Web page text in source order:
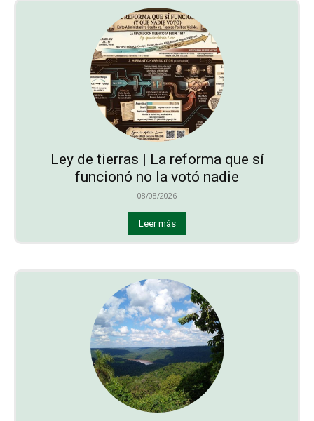
Ley de tierras | La reforma que sí
funcionó no la votó nadie
08/08/2026
Leer más